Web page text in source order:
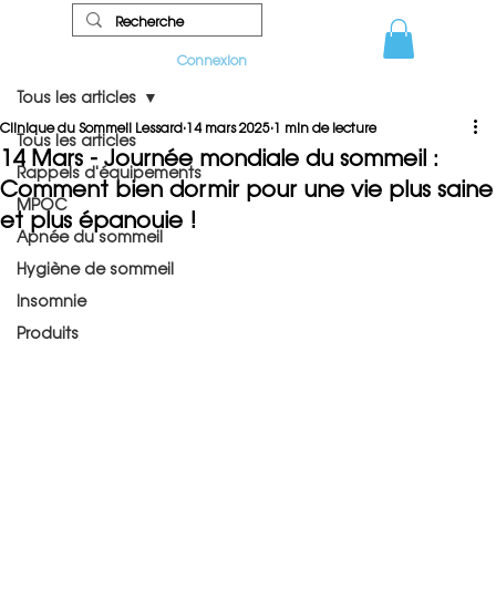
Connexion
Tous les articles
Rappels d'équipements
MPOC
Apnée du sommeil
Hygiène de sommeil
Insomnie
Produits
Tous les articles
14 Mars - Journée mondiale du sommeil :
Comment bien dormir pour une vie plus saine
et plus épanouie !
Clinique du Sommeil Lessard 14 mars 2025 1 min de lecture